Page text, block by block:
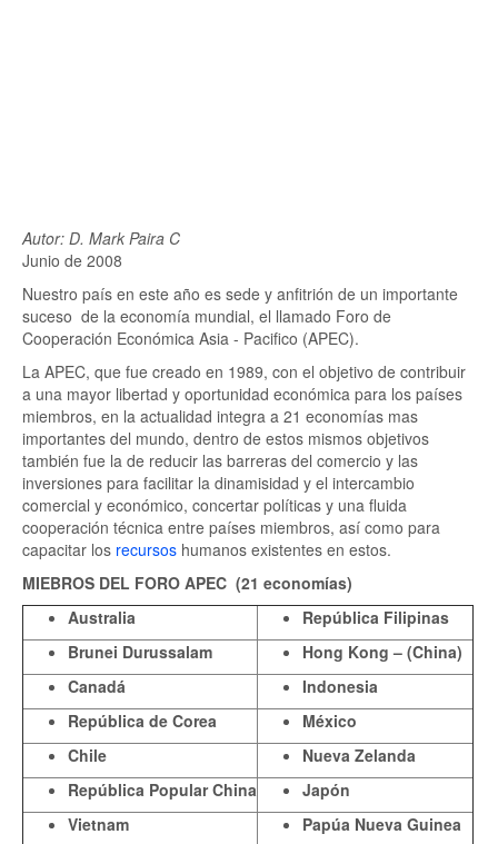
Autor: D. Mark Paira C
Junio de 2008
Nuestro país en este año es sede y anfitrión de un importante
suceso de la economía mundial, el llamado Foro de
Cooperación Económica Asia - Pacifico (APEC).
La APEC, que fue creado en 1989, con el objetivo de contribuir
a una mayor libertad y oportunidad económica para los países
miembros, en la actualidad integra a 21 economías mas
importantes del mundo, dentro de estos mismos objetivos
también fue la de reducir las barreras del comercio y las
inversiones para facilitar la dinamisidad y el intercambio
comercial y económico, concertar políticas y una fluida
cooperación técnica entre países miembros, así como para
capacitar los recursos humanos existentes en estos.
MIEBROS DEL FORO APEC (21 economías)
Australia
República Filipinas
Brunei Durussalam
Hong Kong – (China)
Canadá
Indonesia
República de Corea
México
Chile
Nueva Zelanda
República Popular China
Japón
Vietnam
Papúa Nueva Guinea